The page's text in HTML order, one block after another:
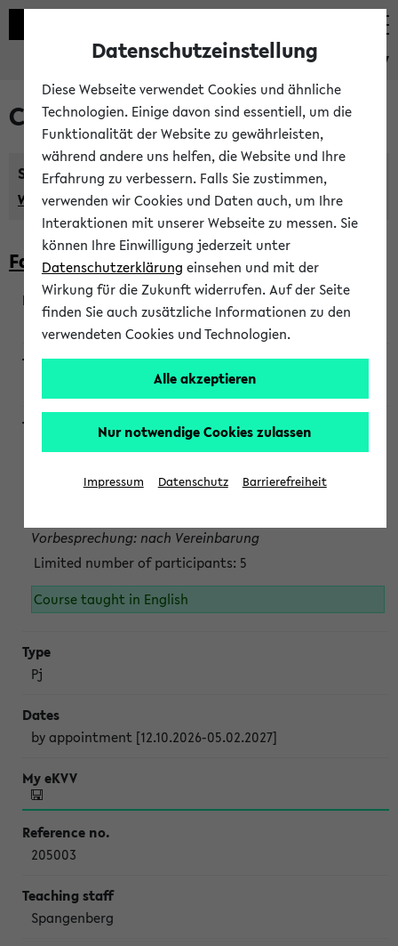
eKVV
Courses taught in English
Semester:
WiSe 2026/2027 SoSe 2026 Previous...
Faculty of Biology
200923
Wendisch, Peters-Wendisch, Stegelmann
Projektmodul "Bakterielle Biotechnologie"
Persönliche Anmeldung beim Veranstalter ist unbedingt
Vorbesprechung: nach Vereinbarung
Limited number of participants: 5
Course taught in English
Pj
by appointment [12.10.2026-05.02.2027]
205003
Spangenberg
Datenschutzeinstellung
Diese Webseite verwendet Cookies und ähnliche
Technologien. Einige davon sind essentiell, um die
Funktionalität der Website zu gewährleisten,
während andere uns helfen, die Website und Ihre
Erfahrung zu verbessern. Falls Sie zustimmen,
verwenden wir Cookies und Daten auch, um Ihre
Interaktionen mit unserer Webseite zu messen. Sie
können Ihre Einwilligung jederzeit unter
Datenschutzerklärung einsehen und mit der
Wirkung für die Zukunft widerrufen. Auf der Seite
finden Sie auch zusätzliche Informationen zu den
verwendeten Cookies und Technologien.
Alle akzeptieren
Nur notwendige Cookies zulassen
Impressum Datenschutz Barrierefreiheit